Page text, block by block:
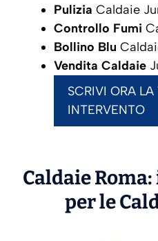
Pulizia Caldaie
Controllo Fumi
Bollino Blu
Vendita Caldaie
SCRIVI ORA
INTERVENTO
Caldaie
per le